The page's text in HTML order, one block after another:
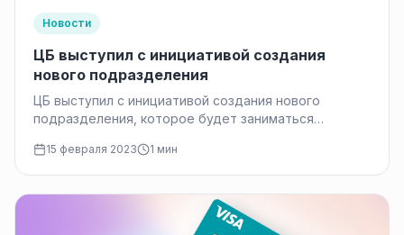
Новости
ЦБ выступил с инициативой создания
нового подразделения
ЦБ выступил с инициативой создания нового
подразделения, которое будет заниматься
в связи с санкциями против России, такими…
15 февраля 2023 1 мин